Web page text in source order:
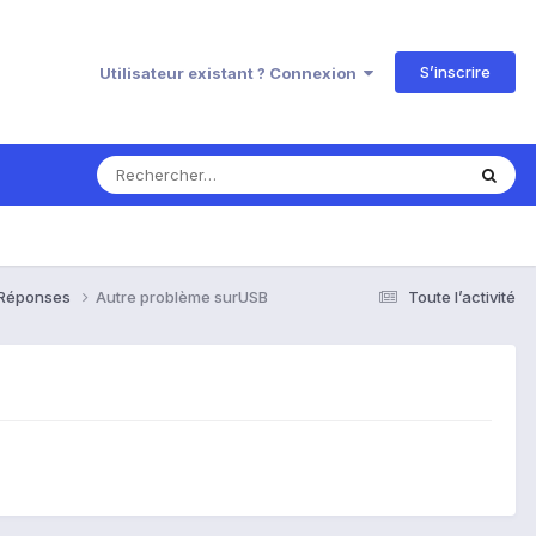
Utilisateur existant ? Connexion S’inscrire
Toute l’activité
Autre problème surUSB